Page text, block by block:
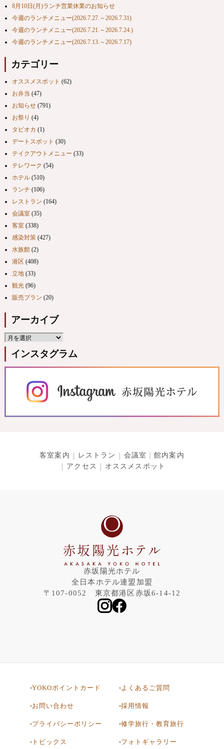
8月10日(月)ランチ営業休業のお知らせ
今週のランチメニュー(2026.7.27.～2026.7.31)
今週のランチメニュー(2026.7.21.～2026.7.24.)
今週のランチメニュー(2026.7.13.～2026.7.17)
カテゴリー
オススメスポット (62)
お弁当 (47)
お知らせ(791)
お祭り (4)
タピオカ (1)
デートスポット (30)
テイクアウトメニュー (33)
テレワーク (54)
ホテル(510)
ランチ (106)
レストラン (164)
会議室(35)
客室(338)
感染対策(427)
水族館(2)
港区(408)
立地(33)
観光(96)
販売プラン (20)
アーカイブ
インスタグラム
客室案内 レストラン 会議室
館内案内
アクセス
オススメスポット
赤坂陽光ホテル
全日本ホテル連盟加盟
〒107-0052 東京都港区赤坂6-14-12
YOKOポイントカード よくあるご質問
お問い合わせ 採用情報
プライバシーポリシー 修学旅行・教育旅行
トピックス フォトギャラリー